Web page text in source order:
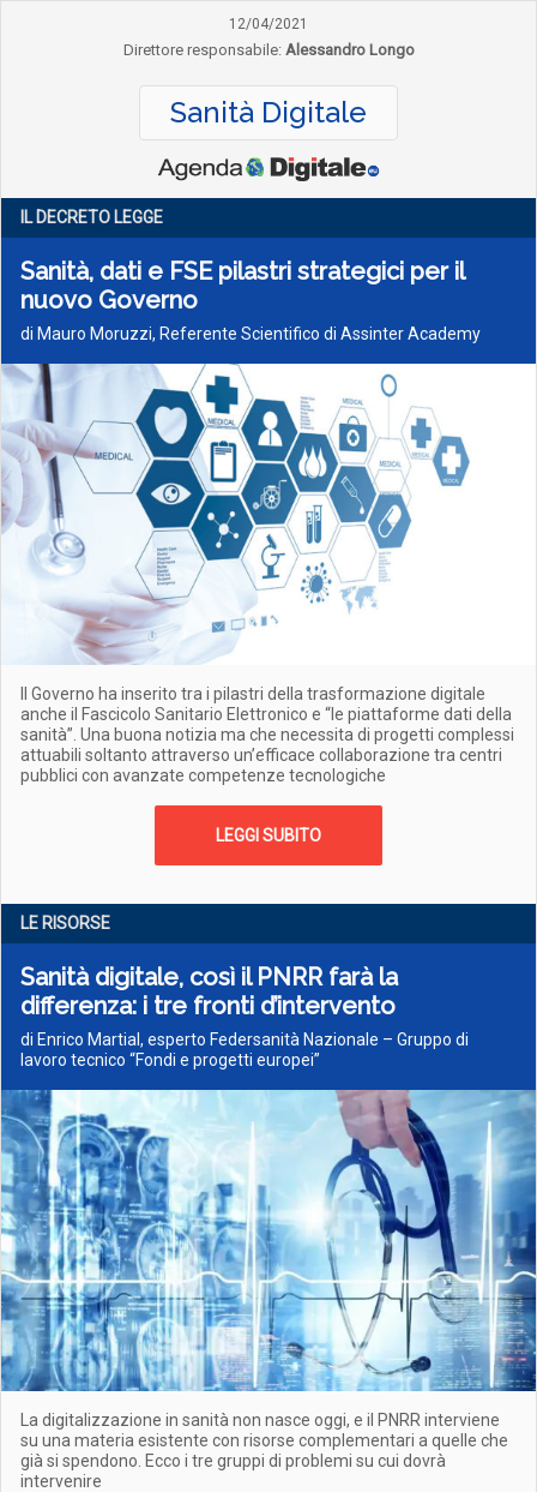
12/04/2021
Direttore responsabile: Alessandro Longo
Sanità Digitale
IL DECRETO LEGGE
Sanità, dati e FSE pilastri strategici per il
nuovo Governo
di Mauro Moruzzi, Referente Scientifico di Assinter Academy
Il Governo ha inserito tra i pilastri della trasformazione digitale
anche il Fascicolo Sanitario Elettronico e “le piattaforme dati della
sanità”. Una buona notizia ma che necessita di progetti complessi
attuabili soltanto attraverso un’efficace collaborazione tra centri
pubblici con avanzate competenze tecnologiche
LEGGI SUBITO
LE RISORSE
Sanità digitale, così il PNRR farà la
differenza: i tre fronti d’intervento
di Enrico Martial, esperto Federsanità Nazionale – Gruppo di
lavoro tecnico “Fondi e progetti europei”
La digitalizzazione in sanità non nasce oggi, e il PNRR interviene
su una materia esistente con risorse complementari a quelle che
già si spendono. Ecco i tre gruppi di problemi su cui dovrà
intervenire